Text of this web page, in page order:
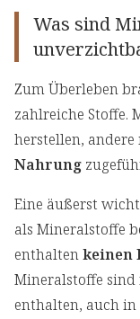
Was sind
Zum Überleben
zahlreiche Stoffe.
herstellen,
Nahrung
Eine äußerst
als Mineralstoffe
enthaltenkeinen
Mineralstoffe
enthalten, auch in